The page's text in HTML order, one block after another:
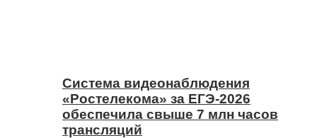
Система видеонаблюдения
«Ростелекома» за ЕГЭ-2026
обеспечила свыше 7 млн часов
трансляций